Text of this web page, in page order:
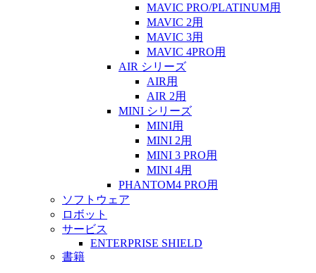
MAVIC PRO/PLATINUM用
MAVIC 2用
MAVIC 3用
MAVIC 4PRO用
AIR シリーズ
AIR用
AIR 2用
MINI シリーズ
MINI用
MINI 2用
MINI 3 PRO用
MINI 4用
PHANTOM4 PRO用
ソフトウェア
ロボット
サービス
ENTERPRISE SHIELD
書籍